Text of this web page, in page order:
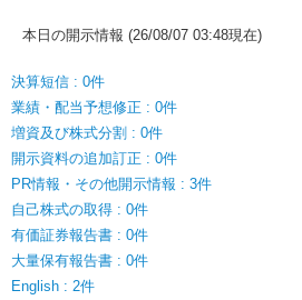
本日の開示情報 (26/08/07 03:48現在)
決算短信 : 0件
業績・配当予想修正 : 0件
増資及び株式分割 : 0件
開示資料の追加訂正 : 0件
PR情報・その他開示情報 : 3件
自己株式の取得 : 0件
有価証券報告書 : 0件
大量保有報告書 : 0件
English : 2件